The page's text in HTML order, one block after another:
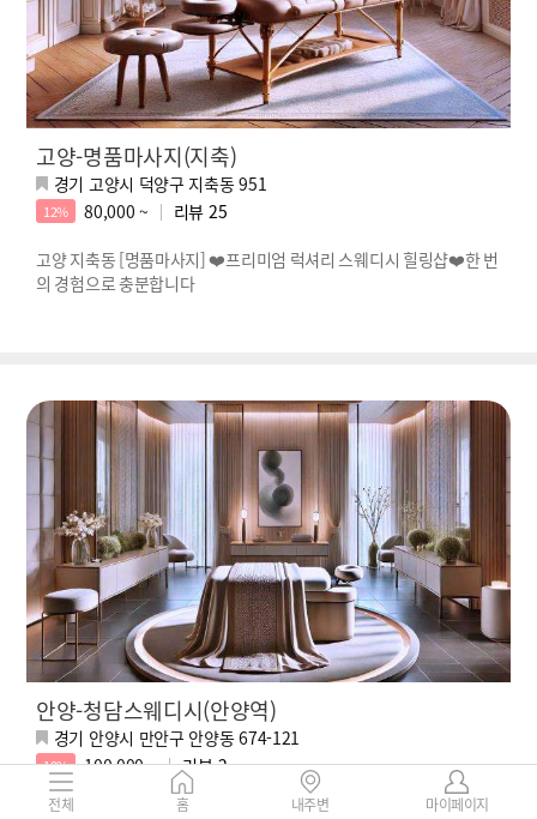
고양-명품마사지(지축)
경기 고양시 덕양구 지축동 951
12% 80,000 ~ 리뷰 25
고양 지축동 [명품마사지] ❤️프리미엄 럭셔리 스웨디시 힐링샵❤️한 번
의 경험으로 충분합니다
안양-청담스웨디시(안양역)
경기 안양시 만안구 안양동 674-121
10% 100,000 ~ 리뷰2
안양 [청담스웨디시] ✅안양 1티어 스웨디시 ✅비교 불가한 퀄리티로
전체 홈 내주변 마이페이지